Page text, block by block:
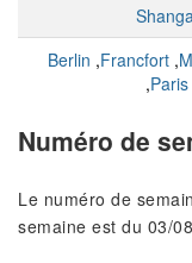
Berlin ,Francfort ,
,Paris
Numéro de
Le numéro de
semaine est du 03/